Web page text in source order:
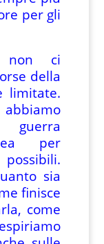
per gli
non ci
della
limitate.
per
sia
finisce
come